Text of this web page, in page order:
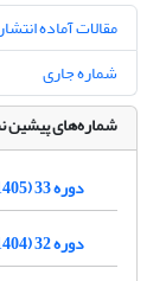
مقالات آماده
شماره جاری
شماره‌های پیشین
دوره 33 (1405)
دوره 32 (1404)